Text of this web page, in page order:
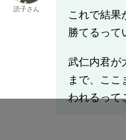
読子さん
これで結果
勝てるって
武仁内君が
まで、ここ
われるって